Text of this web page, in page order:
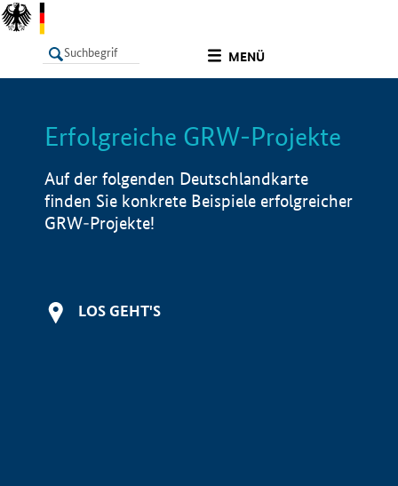
MENÜ
LISTE Info
Erfolgreiche GRW-Projekte
Auf der folgenden Deutschlandkarte
finden Sie konkrete Beispiele erfolgreicher
GRW-Projekte!
LOS GEHT'S